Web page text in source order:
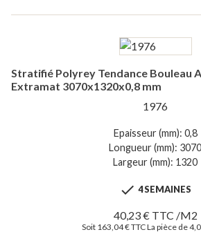
Stratifié Polyrey Tendance Bouleau
Extramat 3070x1320x0,8 mm
1976
Epaisseur (mm): 0,8
Longueur (mm): 3070
Largeur (mm): 1320
 4 SEMAINES
40,23 € TTC /M2
Soit 163,04 € TTC La pièce de